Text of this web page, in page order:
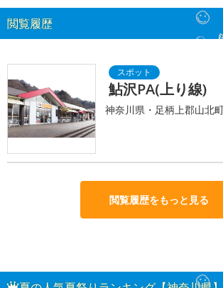
閲覧履歴
鮎沢PA(上り線)
神奈川県・足柄上郡山北
閲覧履歴をもっと見る